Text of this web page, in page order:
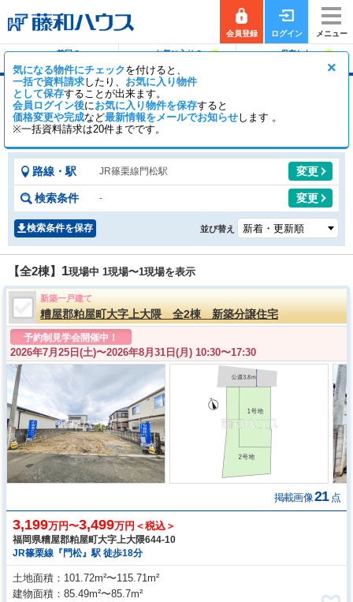
会員登録 ログイン メニュー
前回の
お気に入りの
保存した
×
気になる物件にチェックを付けると、
一括で資料請求したり、 お気に入り物件
として保存することが出来ます。
会員ログイン後にお気に入り物件を保存すると
価格変更や完成など最新情報をメールでお知らせします 。
※一括資料請求は20件までです。
門松駅の新築一戸建て（分譲住宅・一軒家・建
売）
【全2棟】 一般公開2 棟 会員公開
路線・駅 JR篠栗線門松駅 変更
検索条件 - 変更
検索条件を保存 並び替え
【全2棟】 1現場中 1現場〜1現場を表示
新築一戸建て
糟屋郡粕屋町大字上大隈 全2棟 新築分譲住宅
予約制見学会開催中！
2026年7月25日(土)〜2026年8月31日(月) 10:30〜17:30
掲載画像21 点
3,199万円〜3,499万円＜税込＞
福岡県糟屋郡粕屋町大字上大隈644-10
JR篠栗線『門松』駅 徒歩18分
土地面積
101.72m²〜115.71m²
建物面積
85.49m²〜85.7m²